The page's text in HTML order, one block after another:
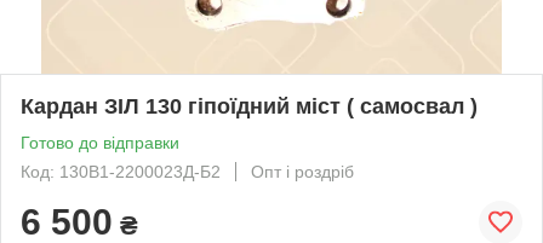
Кардан ЗІЛ 130 гіпоїдний міст ( самосвал )
Готово до відправки
Код: 130В1-2200023Д-Б2
Опт і роздріб
6 500 ₴